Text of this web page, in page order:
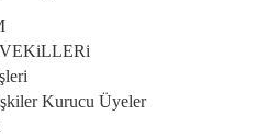
Kurucu Üyeler